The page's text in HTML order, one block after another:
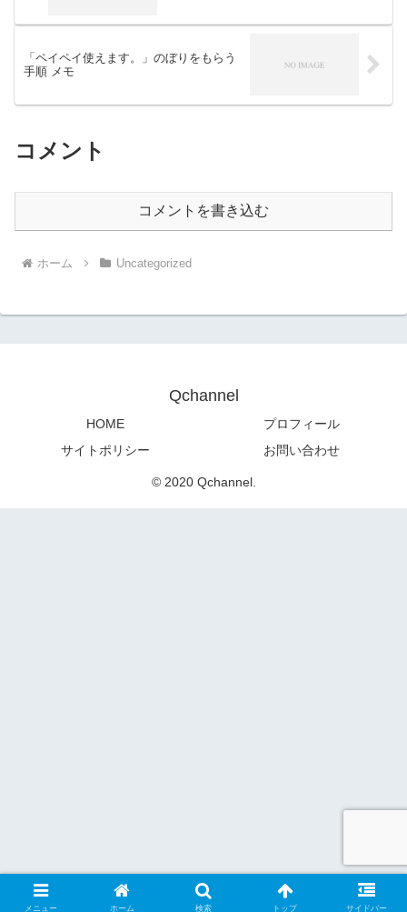
「ペイペイ使えます。」のぼりをもらう
手順 メモ
コメント
コメントを書き込む
ホーム Uncategorized
Qchannel
HOME
プロフィール
サイトポリシー
お問い合わせ
© 2020 Qchannel.
メニュー ホーム 検索 トップ サイドバー